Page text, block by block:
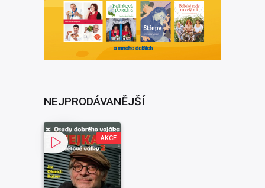
NEJPRODÁVANĚJŠÍ
AKCE